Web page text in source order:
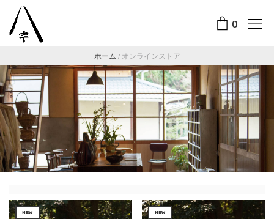
0
ホーム / オンラインストア
NEW NEW